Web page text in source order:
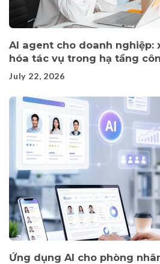
AI agent cho doanh nghiệp:
hóa tác vụ trong hạ tầng
July 22, 2026
Ứng dụng AI cho phòng